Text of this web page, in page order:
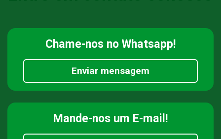
Chame-nos no Whatsapp!
Enviar mensagem
Mande-nos um E-mail!